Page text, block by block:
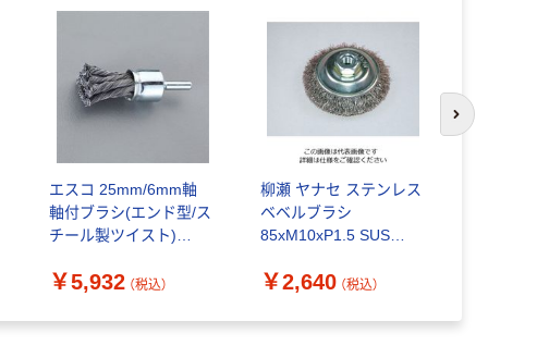
エスコ 25mm/6mm軸
軸付ブラシ(エンド型/ス
チール製ツイスト)
(4個)（直送品）
￥5,932 （税込）
柳瀬 ヤナセ ステンレス
ベベルブラシ
85xM10xP1.5 SUS
4081（直送品）
￥2,640 （税込）
次のスライド